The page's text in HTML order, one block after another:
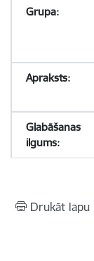
Drukāt lapu